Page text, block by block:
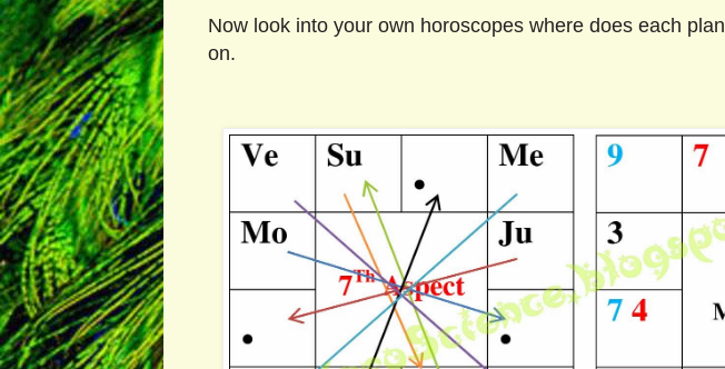
Now look into your own horoscopes where does each
on.